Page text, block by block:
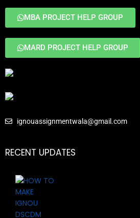
MBA PROJECT HELP GROUP
MARD PROJECT HELP GROUP
ignouassignmentwala@gmail.com
RECENT UPDATES